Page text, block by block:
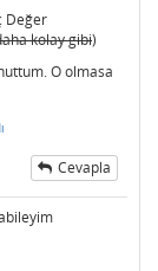
Değer
kolay gibi)
O olmasa
Cevapla